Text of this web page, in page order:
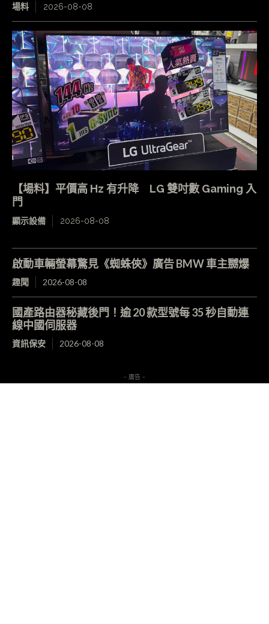
場料 2026-08-08
【場料】平價高 Hz 有升降 LG 雙吋數 Gaming 入
門
顯示設備 2026-08-08
啟動車輛螢幕驚見《蜘蛛俠》廣告 BMW 車主嬲爆
趣聞 2026-08-08
國產路由器秘藏後門！逾 20 款型號每 35 秒自動連
線中國伺服器
資訊保安 2026-08-08
- 廣告 -